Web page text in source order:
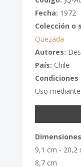
Fecha: 1972
Colección o
Quezada
Autores:
País: Chile
Uso
9,1 cm - 20,2
8,7 cm